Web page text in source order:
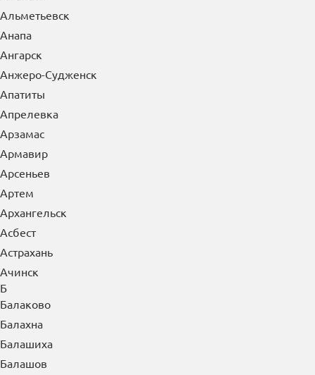
Альметьевск
Анапа
Ангарск
Анжеро-Судженск
Апатиты
Апрелевка
Арзамас
Армавир
Арсеньев
Артем
Архангельск
Асбест
Астрахань
Ачинск
Б
Балаково
Балахна
Балашиха
Балашов